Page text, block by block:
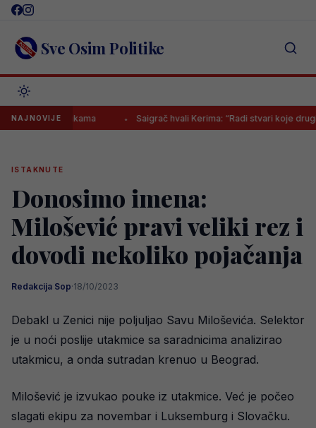
Skip
content Sve Osim Politike
NAJNOVIJE
mukama Saigrač hvali Kerima: “Radi stvari koje drugi ne mogu”
ISTAKNUTE
Donosimo imena:
Milošević pravi veliki rez i
dovodi nekoliko pojačanja
Redakcija Sop·18/10/2023
Debakl u Zenici nije poljuljao Savu Miloševića. Selektor
je u noći poslije utakmice sa saradnicima analizirao
utakmicu, a onda sutradan krenuo u Beograd.
Milošević je izvukao pouke iz utakmice. Već je počeo
slagati ekipu za novembar i Luksemburg i Slovačku.